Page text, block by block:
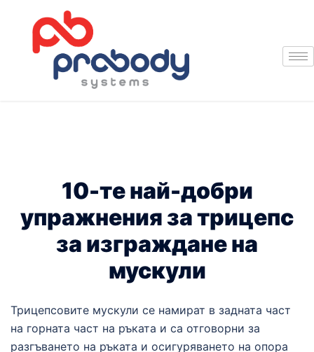
10-те най-добри
упражнения за трицепс
за изграждане на
мускули
Трицепсовите мускули се намират в задната част
на горната част на ръката и са отговорни за
разгъването на ръката и осигуряването на опора